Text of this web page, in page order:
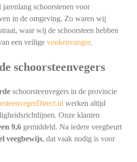
schoorstenen voor
in de omgeving. Zo waren wij
waar wij de schoorsteen hebben
een veilige vonkenvanger.
schoorsteenvegers
schoorsteenvegers in de provincie
werken altijd
Onze klanten
9,6gemiddeld. Na iedere veegbeurt
veegbewijs, dat vaak nodig is voor